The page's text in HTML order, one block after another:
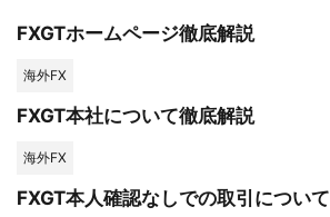
FXGTホームページ徹底解説
海外FX
FXGT本社について徹底解説
海外FX
FXGT本人確認なしでの取引について